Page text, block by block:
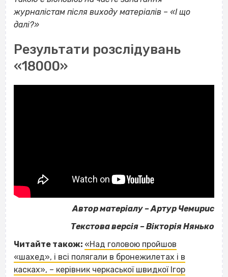
журналістам після виходу матеріалів – «І що
далі?»
Результати розслідувань
«18000»
Автор матеріалу – Артур Чемирис
Текстова версія – Вікторія Нянько
Читайте також: «Над головою пройшов
«шахед», і всі полягали в бронежилетах і в
касках», – керівник черкаської швидкої Ігор